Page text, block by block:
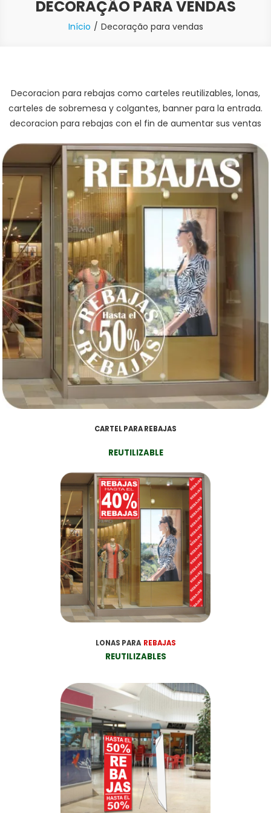
DECORAÇÃO PARA VENDAS
Início Decoração para vendas
Decoracion para rebajas como carteles reutilizables, lonas,
carteles de sobremesa y colgantes, banner para la entrada.
decoracion para rebajas con el fin de aumentar sus ventas
CARTEL PARA REBAJAS
REUTILIZABLE
LONAS PARA REBAJAS
REUTILIZABLES